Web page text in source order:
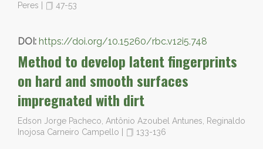
Peres
47-53
DOI: https://doi.org/10.15260/rbc.v12i5.748
Method to develop latent fingerprints
on hard and smooth surfaces
impregnated with dirt
Edson Jorge Pacheco, Antônio Azoubel Antunes, Reginaldo
Inojosa Carneiro Campello
133-136